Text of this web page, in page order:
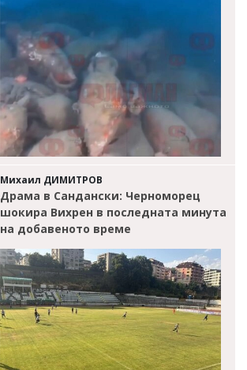
Михаил ДИМИТРОВ
Драма в Сандански: Черноморец
шокира Вихрен в последната минута
на добавеното време